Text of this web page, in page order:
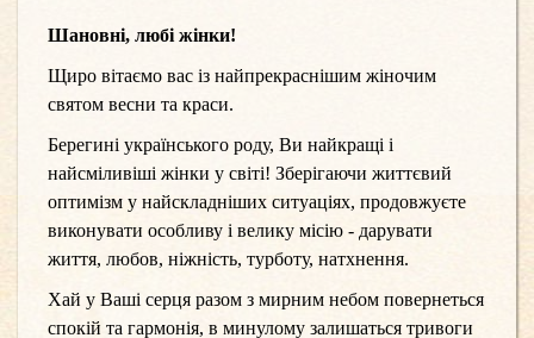
Шановні, любі жінки!
Щиро вітаємо вас із найпрекраснішим жіночим
святом весни та краси.
Берегині українського роду, Ви найкращі і
найсміливіші жінки у світі! Зберігаючи життєвий
оптимізм у найскладніших ситуаціях, продовжуєте
виконувати особливу і велику місію - дарувати
життя, любов, ніжність, турботу, натхнення.
Хай у Ваші серця разом з мирним небом повернеться
спокій та гармонія, в минулому залишаться тривоги